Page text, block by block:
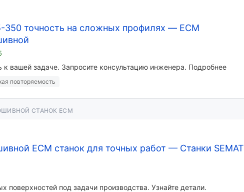
350 точность на сложных профилях — ECM
вашей задаче. Запросите консультацию инженера. Подробнее
повторяемость
СТАНОК ECM
ECM станок для точных работ — Станки SEMAT
поверхностей под задачи производства. Узнайте детали.